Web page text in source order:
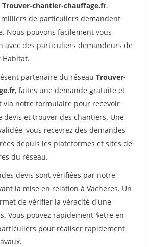
Trouver-chantier-chauffage.fr.
milliers de particuliers demandent
Nous pouvons facilement vous
avec des particuliers demandeurs de
partenaire du réseau Trouver-
, faites une demande gratuite et
via notre formulaire pour recevoir
devis et trouver des chantiers. Une
vous recevrez des demandes
depuis les plateformes et sites de
du réseau.
devis sont vérifiées par notre
la mise en relation à Vacheres. Un
de vérifier la véracité d'une
Vous pouvez rapidement $etre en
pour réaliser rapidement